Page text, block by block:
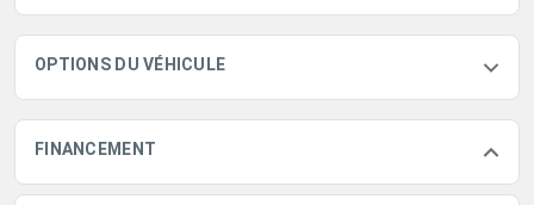
OPTIONS DU VÉHICULE
FINANCEMENT